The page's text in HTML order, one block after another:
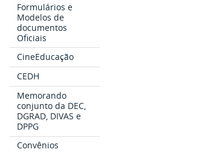
Formulários e
Modelos de
documentos
Oficiais
CineEducação
CEDH
Memorando
conjunto da DEC,
DGRAD, DIVAS e
DPPG
Convênios